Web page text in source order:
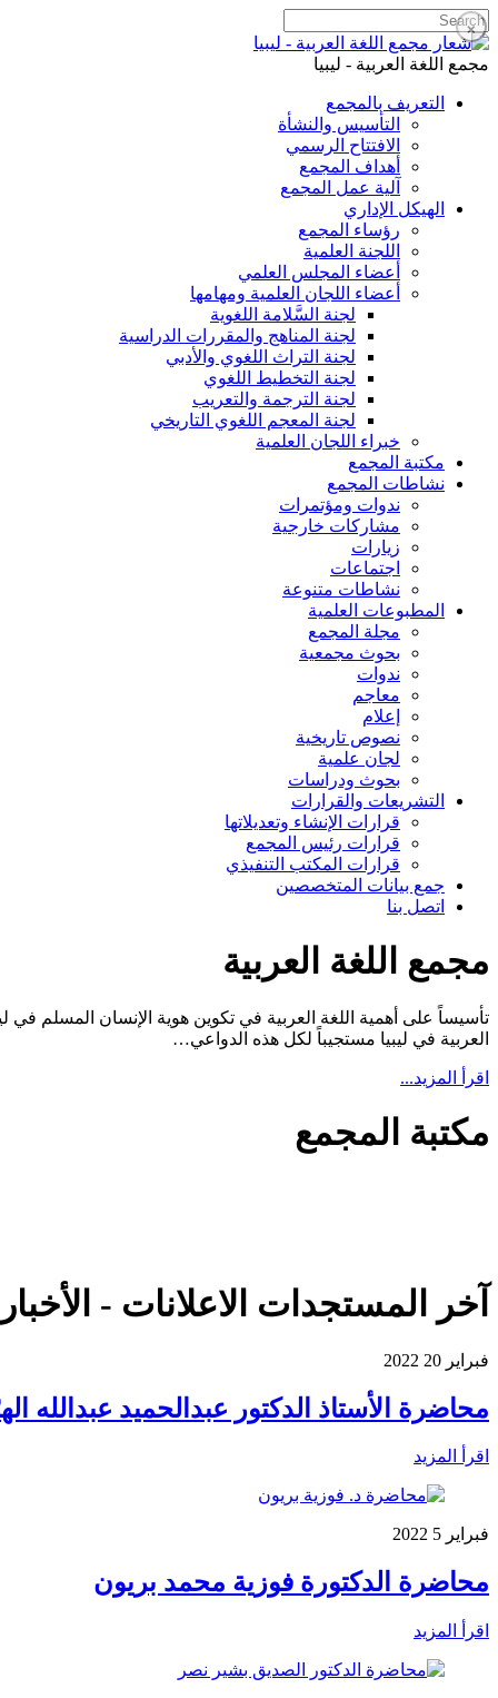
مجمع اللغة العربية - ليبيا
التعريف بالمجمع
التأسيس والنشأة
الافتتاح الرسمي
أهداف المجمع
آلية عمل المجمع
الهيكل الإداري
رؤساء المجمع
اللجنة العلمية
أعضاء المجلس العلمي
أعضاء اللجان العلمية ومهامها
لجنة السَّلامة اللغوية
لجنة المناهج والمقررات الدراسية
لجنة التراث اللغوي والأدبي
لجنة التخطيط اللغوي
لجنة الترجمة والتعريب
لجنة المعجم اللغوي التاريخي
خبراء اللجان العلمية
مكتبة المجمع
نشاطات المجمع
ندوات ومؤتمرات
مشاركات خارجية
زيارات
اجتماعات
نشاطات متنوعة
المطبوعات العلمية
مجلة المجمع
بحوث مجمعية
ندوات
معاجم
إعلام
نصوص تاريخية
لجان علمية
بحوث ودراسات
التشريعات والقرارات
قرارات الإنشاء وتعديلاتها
قرارات رئيس المجمع
قرارات المكتب التنفيذي
جمع بيانات المتخصصين
اتصل بنا
مجمع اللغة العربية
تأسيساً على أهمية اللغة العربية في تكوين هوية الإنسان المسلم في
العربية في ليبيا مستجيباً لكل هذه الدواعي…
اقرأ المزيد...
مكتبة المجمع
آخر المستجدات الاعلانات -
فبراير 20
2022
محاضرة الأستاذ الدكتور عبدالحميد عبدالله
اقرأ المزيد
فبراير 5
2022
محاضرة الدكتورة فوزية محمد بريون
اقرأ المزيد
❌